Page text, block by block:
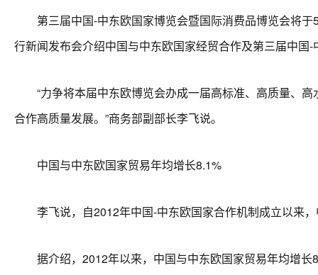
第三届中国-中东欧国家博览会暨国际消费品博览会将于5
行新闻发布会介绍中国与中东欧国家经贸合作及第三届中
“力争将本届中东欧博览会办成一届高标准、高质量、高
合作高质量发展。”商务部副部长李飞说。
中国与中东欧国家贸易年均增长8.1%
李飞说，自2012年中国-中东欧国家合作机制成立以来，
据介绍，2012年以来，中国与中东欧国家贸易年均增长